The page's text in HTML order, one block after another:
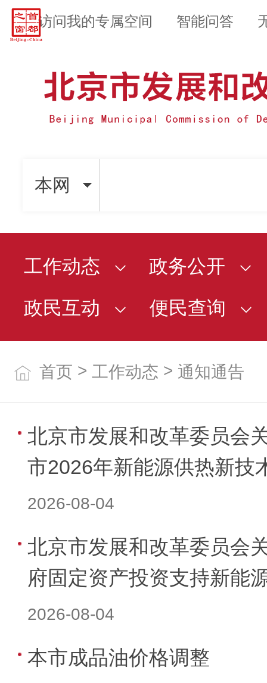
访问我的专属空间 智能问答
本网
工作动态
政务公开
政民互动
便民查询
首页 > 工作动态 > 通知通告
北京市发展和改革委员会
市2026年新能源供热新技
2026-08-04
北京市发展和改革委员会
府固定资产投资支持新能
2026-08-04
本市成品油价格调整